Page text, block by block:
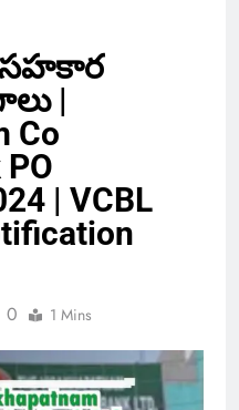
సహకార
|
Co
| VCBL
0 1 Mins